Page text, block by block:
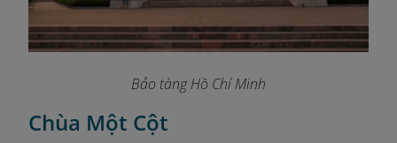
Bảo tàng Hồ Chí Minh
Chùa Một Cột